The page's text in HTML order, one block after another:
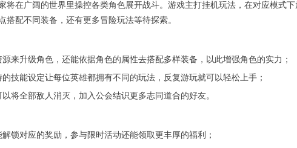
在广阔的世界里操控各类角色展开战斗。游戏主打挂机玩法，在对应模式
配不同装备，还有更多冒险玩法等待探索。
来升级角色，还能依据角色的属性去搭配多样装备，以此增强角色的实力；
技能设定让每位英雄都拥有不同的玩法，反复游玩就可以轻松上手；
将全部敌人消灭，加入公会结识更多志同道合的好友。
锁对应的奖励，参与限时活动还能领取更丰厚的福利；